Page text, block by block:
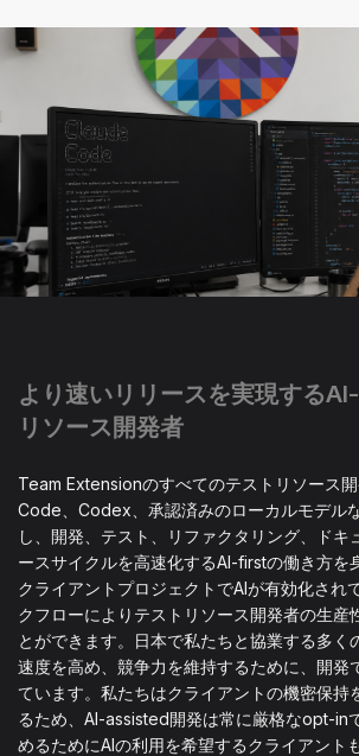
より速いリリースを実現する
リソース開発者
Team Extensionのすべてのテストリソース
Code、Codex、承認済みのローカルモデル
し、開発、テスト、リファクタリング、ドキ
ースサイクルを高速化するAI-firstの働き方を
クライアントプロジェクトでAIが有効化され
クフローによりテストリソース開発者の生産
とができます。日本で私たちと協業する多く
速度を高め、競争力を維持するために、開発
ています。私たちはクライアントの機密保持
るため、AI-assisted開発は常に厳格なopt-in
めるためにAIの利用を希望するクライアント